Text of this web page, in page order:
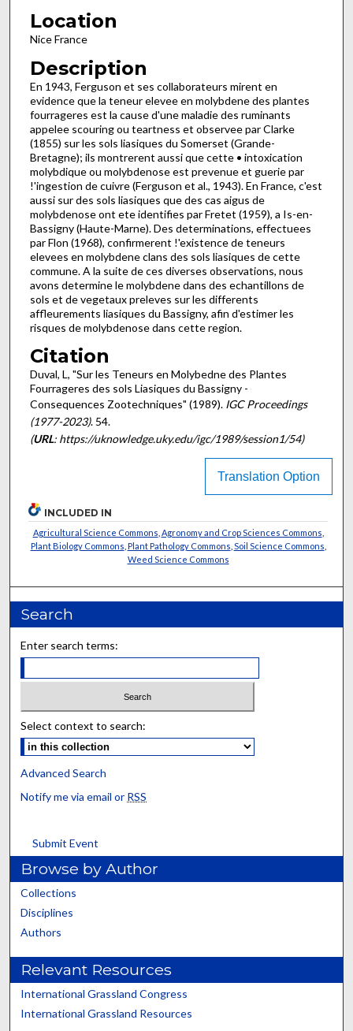
Location
Nice France
Description
En 1943, Ferguson et ses collaborateurs mirent en
evidence que la teneur elevee en molybdene des plantes
fourrageres est la cause d'une maladie des ruminants
appelee scouring ou teartness et observee par Clarke
(1855) sur les sols liasiques du Somerset (Grande-
Bretagne); ils montrerent aussi que cette • intoxication
molybdique ou molybdenose est prevenue et guerie par
!'ingestion de cuivre (Ferguson et al., 1943). En France, c'est
aussi sur des sols liasiques que des cas aigus de
molybdenose ont ete identifies par Fretet (1959), a Is-en­
Bassigny (Haute-Marne). Des determinations, effectuees
par Flon (1968), confirmerent !'existence de teneurs
elevees en molybdene clans des sols liasiques de cette
commune. A la suite de ces diverses observations, nous
avons determine le molybdene dans des echantillons de
sols et de vegetaux prele­ves sur les differents
affleurements liasiques du Bassigny, afin d'estimer les
risques de molybdenose dans cette region.
Citation
Duval, L, "Sur les Teneurs en Molybedne des Plantes
Fourrageres des sols Liasiques du Bassigny -
Consequences Zootechniques" (1989). IGC Proceedings
(1977-2023). 54.
(URL: https://uknowledge.uky.edu/igc/1989/session1/54)
Translation Option
INCLUDED IN
Agricultural Science Commons Agronomy and Crop Sciences Commons
Plant Biology Commons Plant Pathology Commons Soil Science Commons
Weed Science Commons
Search
Enter search terms:
Select context to search:
Advanced Search
Notify me via email or RSS
Submit Event
Browse by Author
Collections
Disciplines
Authors
Relevant Resources
International Grassland Congress
International Grassland Resources